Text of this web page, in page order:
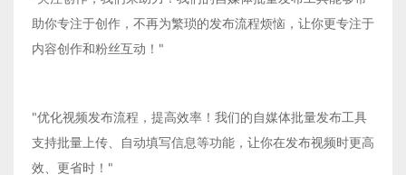
助你专注于创作，不再为繁琐的发布流程烦恼，让你更专注于
内容创作和粉丝互动！"
"优化视频发布流程，提高效率！我们的自媒体批量发布工具
支持批量上传、自动填写信息等功能，让你在发布视频时更高
效、更省时！"